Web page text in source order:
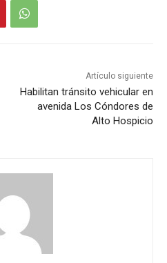
Artículo siguiente
Habilitan tránsito vehicular en
avenida Los Cóndores de
Alto Hospicio